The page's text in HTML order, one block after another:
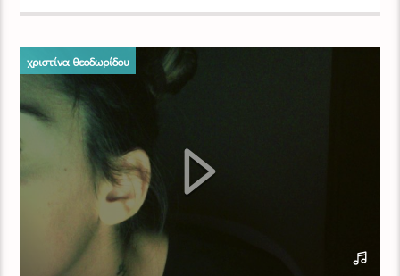
χριστίνα θεοδωρίδου